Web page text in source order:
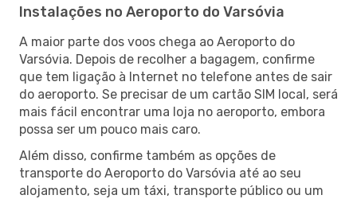
Instalações no Aeroporto do Varsóvia
A maior parte dos voos chega ao Aeroporto do
Varsóvia. Depois de recolher a bagagem, confirme
que tem ligação à Internet no telefone antes de sair
do aeroporto. Se precisar de um cartão SIM local, será
mais fácil encontrar uma loja no aeroporto, embora
possa ser um pouco mais caro.
Além disso, confirme também as opções de
transporte do Aeroporto do Varsóvia até ao seu
alojamento, seja um táxi, transporte público ou um